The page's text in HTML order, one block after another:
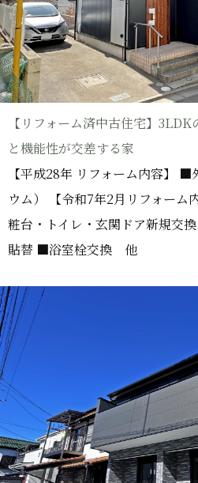
【リフォーム済中古住宅】
と機能性が交差する家
【平成28年 リフォーム内容】 ■
ウム） 【令和7年2月リフォー
粧台・トイレ・玄関ドア新規交
貼替 ■浴室栓交換 他